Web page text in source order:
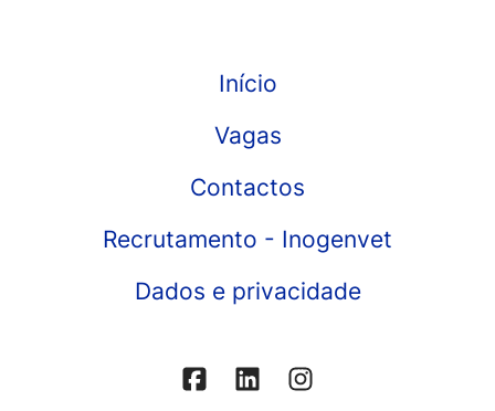
Início
Vagas
Contactos
Recrutamento - Inogenvet
Dados e privacidade